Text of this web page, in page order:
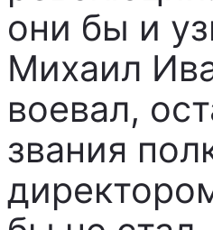
они бы и
Михаил
воевал,
звания